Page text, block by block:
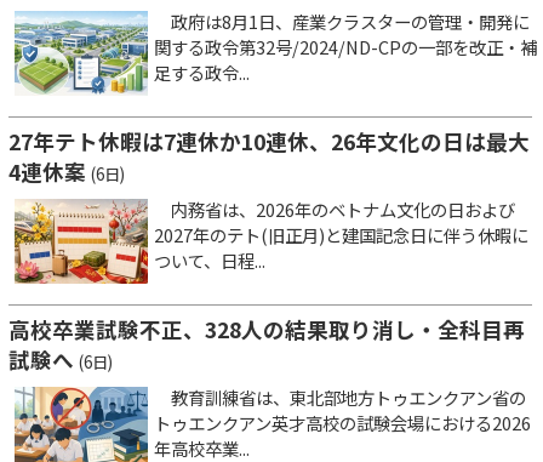
政府は8月1日、産業クラスターの管理・開発に
関する政令第32号/2024/ND-CPの一部を改正・補
足する政令...
27年テト休暇は7連休か10連休、26年文化の日は最大
4連休案 (6日)
内務省は、2026年のベトナム文化の日および
2027年のテト(旧正月)と建国記念日に伴う休暇に
ついて、日程...
高校卒業試験不正、328人の結果取り消し・全科目再
試験へ (6日)
教育訓練省は、東北部地方トゥエンクアン省の
トゥエンクアン英才高校の試験会場における2026
年高校卒業...